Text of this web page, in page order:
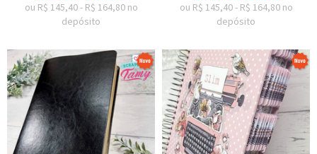
ou R$ 145,40- R$ 164,80 no
depósito
ou R$ 145,40- R$ 164,80 no
depósito